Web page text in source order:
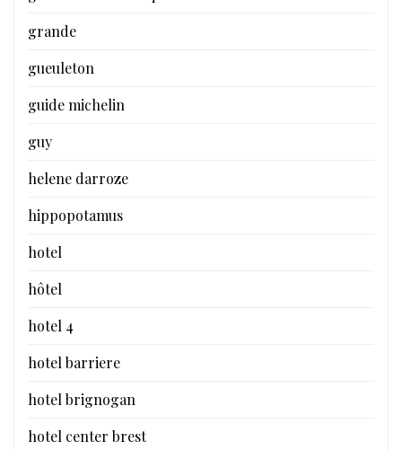
grande
gueuleton
guide michelin
guy
helene darroze
hippopotamus
hotel
hôtel
hotel 4
hotel barriere
hotel brignogan
hotel center brest